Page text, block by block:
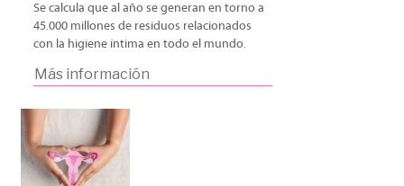
Se calcula que al año se generan en torno a
45.000 millones de residuos relacionados
con la higiene íntima en todo el mundo.
Más información